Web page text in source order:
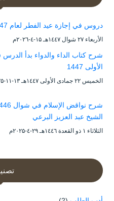
دروس في إجازة عيد الفطر لعام 1447
الأربعاء ۲۷ شوال ۱٤٤۷هـ ۱۵-٤-۲۰۲٦م
الأولى 1447
الخميس ۲۲ جمادى الأولى ۱٤٤۷هـ ۱۳-۱۱-۲۰۲۵م
الشيخ عبد العزيز البرعي
الثلاثاء ۱ ذو القعدة ۱٤٤٦هـ ۲۹-٤-۲۰۲۵م